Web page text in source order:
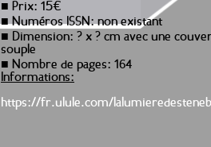
■ Prix: 15€
■ Numéros ISSN: non existant
■ Dimension: ? x ? cm avec une
souple
■ Nombre de pages: 164
Informations:
https://fr.ulule.com/